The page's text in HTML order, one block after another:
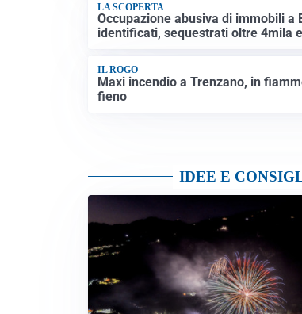
LA SCOPERTA
Occupazione abusiva di immobili a
identificati, sequestrati oltre 4mila
IL ROGO
Maxi incendio a Trenzano, in
fieno
IDEE E